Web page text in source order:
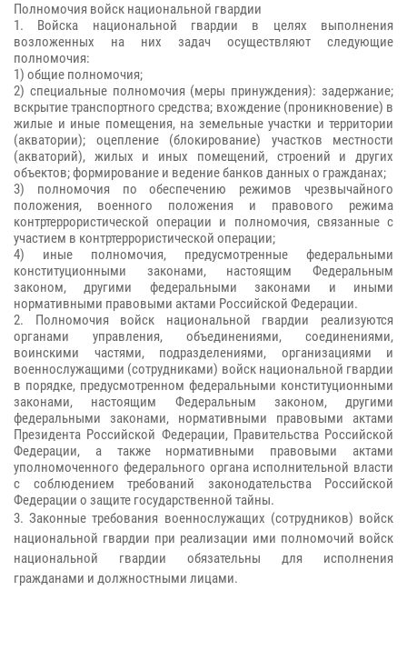
Полномочия войск национальной гвардии
1. Войска национальной гвардии в целях выполнения
возложенных на них задач осуществляют следующие
полномочия:
1) общие полномочия;
2) специальные полномочия (меры принуждения): задержание;
вскрытие транспортного средства; вхождение (проникновение) в
жилые и иные помещения, на земельные участки и территории
(акватории); оцепление (блокирование) участков местности
(акваторий), жилых и иных помещений, строений и других
объектов; формирование и ведение банков данных о гражданах;
3) полномочия по обеспечению режимов чрезвычайного
положения, военного положения и правового режима
контртеррористической операции и полномочия, связанные с
участием в контртеррористической операции;
4) иные полномочия, предусмотренные федеральными
конституционными законами, настоящим Федеральным
законом, другими федеральными законами и иными
нормативными правовыми актами Российской Федерации.
2. Полномочия войск национальной гвардии реализуются
органами управления, объединениями, соединениями,
воинскими частями, подразделениями, организациями и
военнослужащими (сотрудниками) войск национальной гвардии
в порядке, предусмотренном федеральными конституционными
законами, настоящим Федеральным законом, другими
федеральными законами, нормативными правовыми актами
Президента Российской Федерации, Правительства Российской
Федерации, а также нормативными правовыми актами
уполномоченного федерального органа исполнительной власти
с соблюдением требований законодательства Российской
Федерации о защите государственной тайны.
3. Законные требования военнослужащих (сотрудников) войск
национальной гвардии при реализации ими полномочий войск
национальной гвардии обязательны для исполнения
гражданами и должностными лицами.